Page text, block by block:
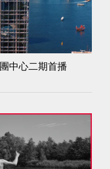
中心二期首播